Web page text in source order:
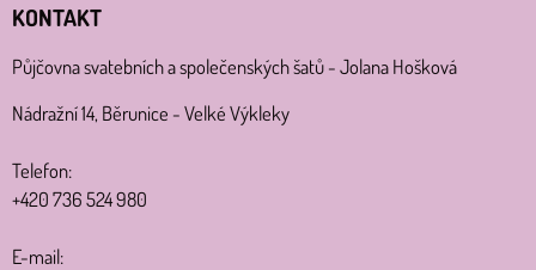
KONTAKT
Půjčovna svatebních a společenských šatů - Jolana Hošková
Nádražní 14, Běrunice - Velké Výkleky
Telefon:
+420 736 524 980
E-mail: